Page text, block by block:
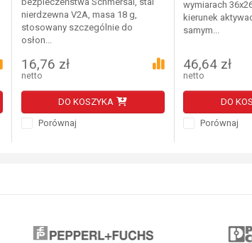
nierdzewna V2A, masa 18 g,
stosowany szczególnie do
osłon...
16,76 zł
netto
DO KOSZYKA
Porównaj
wymiarach
kierunek
samym...
46,64 zł
netto
DO
Porównaj